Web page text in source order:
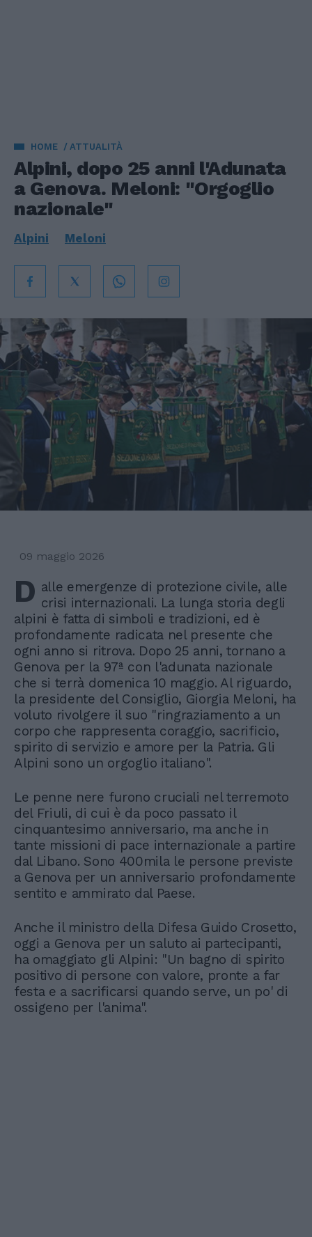
HOME ATTUALITÀ
Alpini, dopo 25 anni l'Adunata
a Genova. Meloni: "Orgoglio
nazionale"
Alpini Meloni
09 maggio 2026
D alle emergenze di protezione civile, alle
crisi internazionali. La lunga storia degli
alpini è fatta di simboli e tradizioni, ed è
profondamente radicata nel presente che
ogni anno si ritrova. Dopo 25 anni, tornano a
Genova per la 97ª con l'adunata nazionale
che si terrà domenica 10 maggio. Al riguardo,
la presidente del Consiglio, Giorgia Meloni, ha
voluto rivolgere il suo "ringraziamento a un
corpo che rappresenta coraggio, sacrificio,
spirito di servizio e amore per la Patria. Gli
Alpini sono un orgoglio italiano".
Le penne nere furono cruciali nel terremoto
del Friuli, di cui è da poco passato il
cinquantesimo anniversario, ma anche in
tante missioni di pace internazionale a partire
dal Libano. Sono 400mila le persone previste
a Genova per un anniversario profondamente
sentito e ammirato dal Paese.
Anche il ministro della Difesa Guido Crosetto,
oggi a Genova per un saluto ai partecipanti,
ha omaggiato gli Alpini: "Un bagno di spirito
positivo di persone con valore, pronte a far
festa e a sacrificarsi quando serve, un po' di
ossigeno per l'anima".